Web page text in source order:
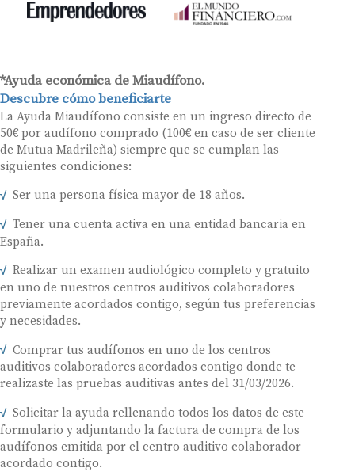
*Ayuda económica de Miaudífono.
Descubre cómo beneficiarte
La Ayuda Miaudífono consiste en un ingreso directo de
50€ por audífono comprado (100€ en caso de ser cliente
de Mutua Madrileña) siempre que se cumplan las
siguientes condiciones:
Ser una persona física mayor de 18 años.
Tener una cuenta activa en una entidad bancaria en
España.
Realizar un examen audiológico completo y gratuito
en uno de nuestros centros auditivos colaboradores
previamente acordados contigo, según tus preferencias
y necesidades.
Comprar tus audífonos en uno de los centros
auditivos colaboradores acordados contigo donde te
realizaste las pruebas auditivas antes del 31/03/2026.
Solicitar la ayuda rellenando todos los datos de este
formulario y adjuntando la factura de compra de los
audífonos emitida por el centro auditivo colaborador
acordado contigo.